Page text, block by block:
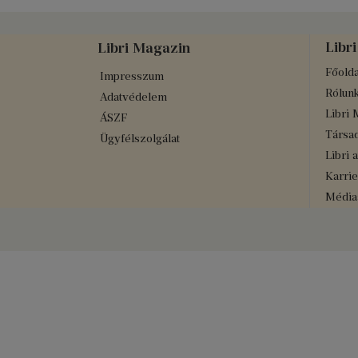
Libri Magazin
Impresszum
Adatvédelem
ÁSZF
Ügyfélszolgálat
Libri
Libri
Libri